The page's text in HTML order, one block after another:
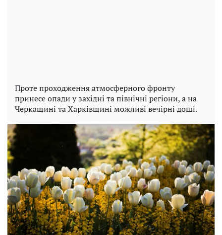
Проте проходження атмосферного фронту
принесе опади у західні та північні регіони, а на
Черкащині та Харківщині можливі вечірні дощі.